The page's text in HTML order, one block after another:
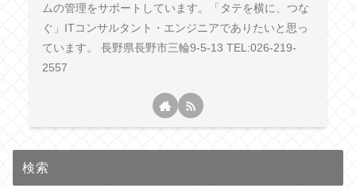
ムの管理をサポートしています。「タテを横に、つな
ぐ」ITコンサルタント・エンジニアでありたいと思っ
ています。 長野県長野市三輪9-5-13 TEL:026-219-
2557
検索